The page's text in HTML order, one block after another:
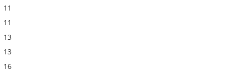
11
11
13
13
16